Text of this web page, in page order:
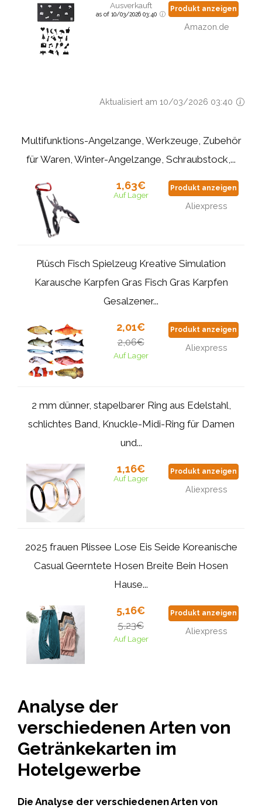
Ausverkauft
as of 10/03/2026 03:40
Produkt anzeigen
Amazon.de
Aktualisiert am 10/03/2026 03:40
Multifunktions-Angelzange, Werkzeuge, Zubehör
für Waren, Winter-Angelzange, Schraubstock,...
1,63€
Auf Lager
Produkt anzeigen
Aliexpress
Plüsch Fisch Spielzeug Kreative Simulation
Karausche Karpfen Gras Fisch Gras Karpfen
Gesalzener...
2,01€
2,06€
Auf Lager
Produkt anzeigen
Aliexpress
2 mm dünner, stapelbarer Ring aus Edelstahl,
schlichtes Band, Knuckle-Midi-Ring für Damen
und...
1,16€
Auf Lager
Produkt anzeigen
Aliexpress
2025 frauen Plissee Lose Eis Seide Koreanische
Casual Geerntete Hosen Breite Bein Hosen
Hause...
5,16€
5,23€
Auf Lager
Produkt anzeigen
Aliexpress
Analyse der
verschiedenen Arten von
Getränkekarten im
Hotelgewerbe
Die Analyse der verschiedenen Arten von